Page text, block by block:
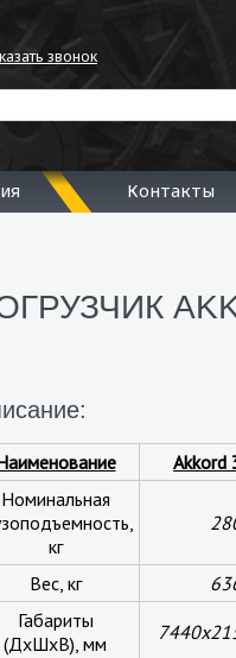
звонок
Контакты
Akkord
Номинальная
кг
Вес, кг
Габариты
(ДхШхВ), мм